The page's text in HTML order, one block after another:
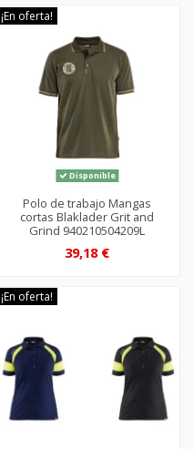
¡En oferta!
Disponible
Polo de trabajo Mangas
cortas Blaklader Grit and
Grind 940210504209L
39,18 €
¡En oferta!